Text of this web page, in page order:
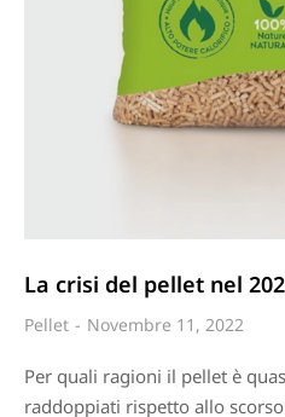
La crisi del pellet nel
Pellet Novembre 11, 2022
Per quali ragioni il pellet è
raddoppiati rispetto allo